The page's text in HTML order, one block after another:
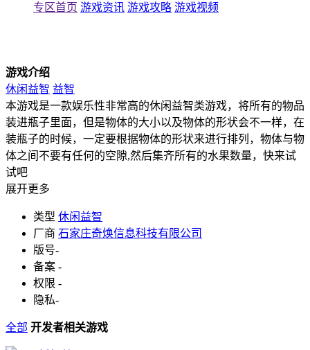
专区首页 游戏资讯 游戏攻略 游戏视频
游戏介绍
休闲益智 益智
本游戏是一款娱乐性非常高的休闲益智类游戏，将所有的物品
装进瓶子里面，但是物体的大小以及物体的形状会不一样，在
装瓶子的时候，一定要根据物体的形状来进行排列，物体与物
体之间不要有任何的空隙,然后集齐所有的水果数量，快来试
试吧
展开更多
类型 休闲益智
厂商 石家庄奇焕信息科技有限公司
版号-
备案 -
权限 -
隐私-
全部 开发者相关游戏